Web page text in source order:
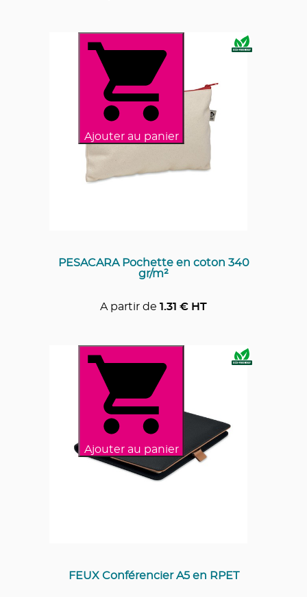
Ajouter au panier
PESACARA Pochette en coton 340
gr/m²
A partir de 1.31 € HT
Ajouter au panier
FEUX Conférencier A5 en RPET